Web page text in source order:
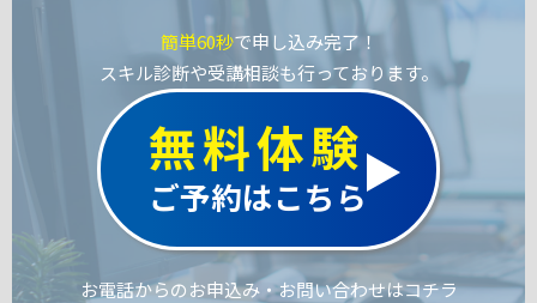
簡単60秒で申し込み完了！
スキル診断や受講相談も行っております。
無料体験
ご予約はこちら
お電話からのお申込み・お問い合わせはコチラ